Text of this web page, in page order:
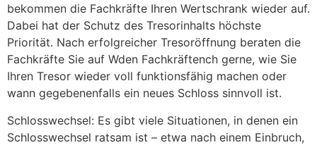
bekommen die Fachkräfte Ihren Wertschrank wieder auf.
Dabei hat der Schutz des Tresorinhalts höchste
Priorität. Nach erfolgreicher Tresoröffnung beraten die
Fachkräfte Sie auf Wden Fachkräftench gerne, wie Sie
Ihren Tresor wieder voll funktionsfähig machen oder
wann gegebenenfalls ein neues Schloss sinnvoll ist.
Schlosswechsel: Es gibt viele Situationen, in denen ein
Schlosswechsel ratsam ist – etwa nach einem Einbruch,